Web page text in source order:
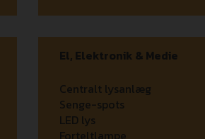
El, Elektronik & Medie
Centralt lysanlæg
Senge-spots
LED lys
Forteltlampe